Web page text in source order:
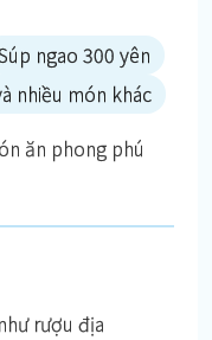
ngao 300 yên
nhiều món khác
ăn phong phú
rượu địa